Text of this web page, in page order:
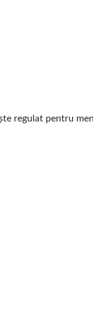
regulat pentru